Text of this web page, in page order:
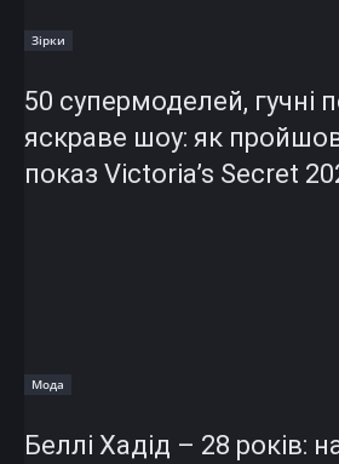
Зірки
50 супермоделей, гучні
яскраве шоу: як
показ Victoria’s Secret
Мода
Беллі Хадід – 28 років: